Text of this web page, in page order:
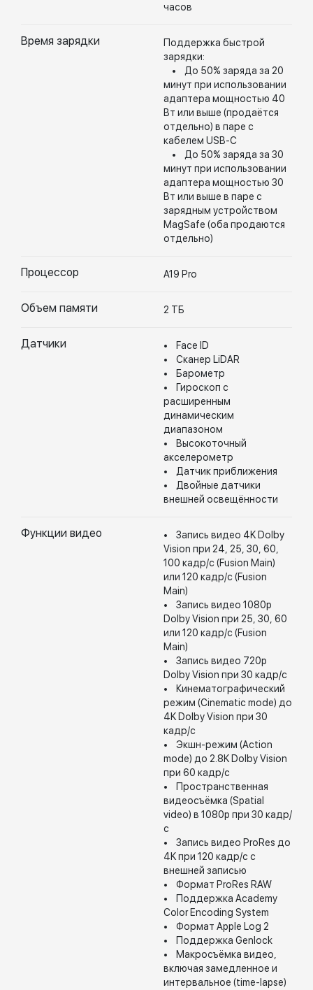
часов
Время зарядки
Поддержка быстрой
зарядки:
• До 50% заряда за 20
минут при использовании
адаптера мощностью 40
Вт или выше (продаётся
отдельно) в паре с
кабелем USB-C
• До 50% заряда за 30
минут при использовании
адаптера мощностью 30
Вт или выше в паре с
зарядным устройством
MagSafe (оба продаются
отдельно)
Процессор A19 Pro
Объем памяти 2 ТБ
Датчики
• Face ID
• Сканер LiDAR
• Барометр
• Гироскоп с
расширенным
динамическим
диапазоном
• Высокоточный
акселерометр
• Датчик приближения
• Двойные датчики
внешней освещённости
Функции видео
• Запись видео 4K Dolby
Vision при 24, 25, 30, 60,
100 кадр/с (Fusion Main)
или 120 кадр/с (Fusion
Main)
• Запись видео 1080p
Dolby Vision при 25, 30, 60
или 120 кадр/с (Fusion
Main)
• Запись видео 720p
Dolby Vision при 30 кадр/с
• Кинематографический
режим (Cinematic mode) до
4K Dolby Vision при 30
кадр/с
• Экшн-режим (Action
mode) до 2.8K Dolby Vision
при 60 кадр/с
• Пространственная
видеосъёмка (Spatial
video) в 1080p при 30 кадр/
с
• Запись видео ProRes до
4K при 120 кадр/с с
внешней записью
• Формат ProRes RAW
• Поддержка Academy
Color Encoding System
• Формат Apple Log 2
• Поддержка Genlock
• Макросъёмка видео,
включая замедленное и
интервальное (time-lapse)